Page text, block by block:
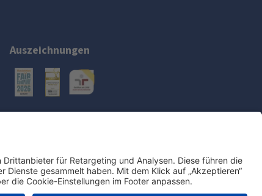
Auszeichnungen